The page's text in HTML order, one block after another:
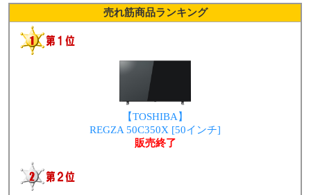
売れ筋商品ランキング
【TOSHIBA】
REGZA 50C350X [50インチ]
販売終了